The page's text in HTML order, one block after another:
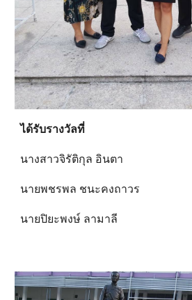
ได้รับรางวัลที่
นางสาวจิรัติกุล อินตา
นายพชรพล ชนะคงถาวร
นายปิยะพงษ์ ลามาลี